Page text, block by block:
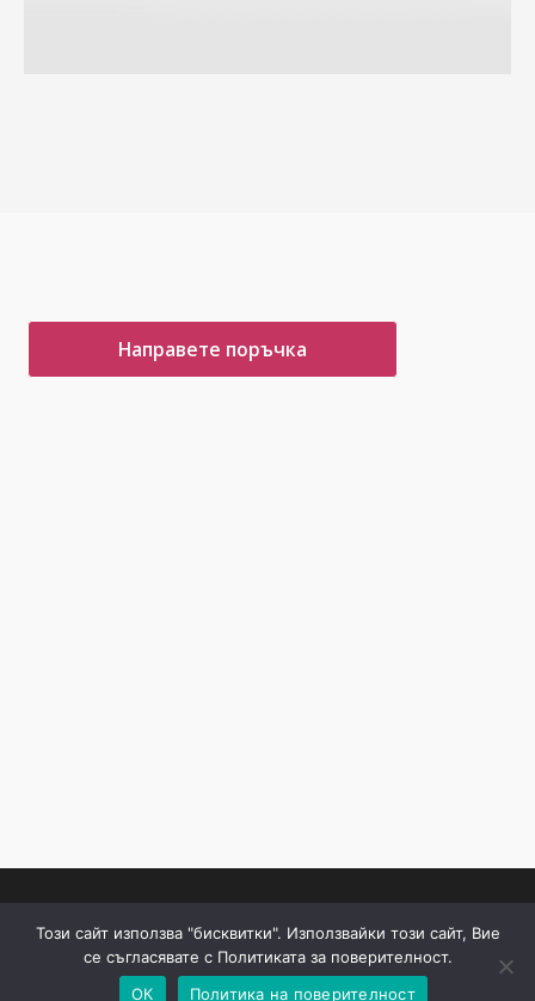
Направете поръчка
©2009-2026 bgpechat
Този сайт използва "бисквитки". Използвайки този сайт, Вие
се съгласявате с Политиката за поверителност.
ОК
Политика на поверителност